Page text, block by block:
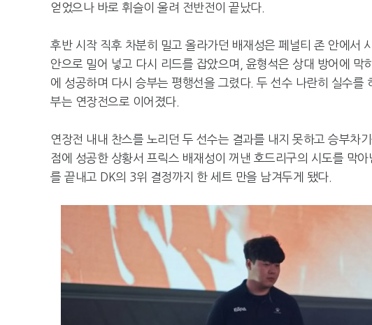
얻었으나 바로 휘슬이 울려 전반전이 끝났다.
후반 시작 직후 차분히 밀고 올라가던 배재성은 페널티 존 안에서
안으로 밀어 넣고 다시 리드를 잡았으며, 윤형석은 상대 방어에 막
에 성공하며 다시 승부는 평행선을 그렸다. 두 선수 나란히 실수
부는 연장전으로 이어졌다.
연장전 내내 찬스를 노리던 두 선수는 결과를 내지 못하고 승부차
점에 성공한 상황서 프릭스 배재성이 꺼낸 호드리구의 시도를 막
를 끝내고 DK의 3위 결정까지 한 세트 만을 남겨두게 됐다.